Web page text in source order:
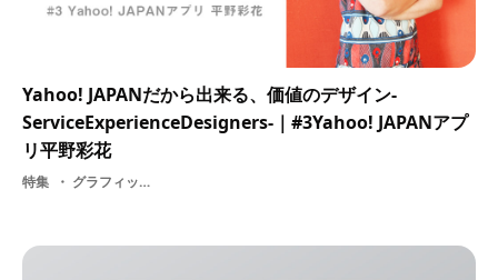
Yahoo! JAPANだから出来る、価値のデザイン-
ServiceExperienceDesigners-｜#3Yahoo! JAPANアプ
リ平野彩花
特集 グラフィッカー・ グラフィックデザイン・ 【PR】ヤフー株式会社・ IT